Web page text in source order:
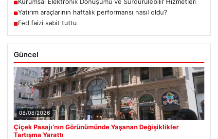
■
■Yatırım araçlarının haftalık performansı nasıl oldu?
■Fed faizi sabit tuttu
Güncel
08/08/2026
Çiçek Pasajı’nın Görünümünde Yaşanan Değişiklikler
Tartışma Yarattı